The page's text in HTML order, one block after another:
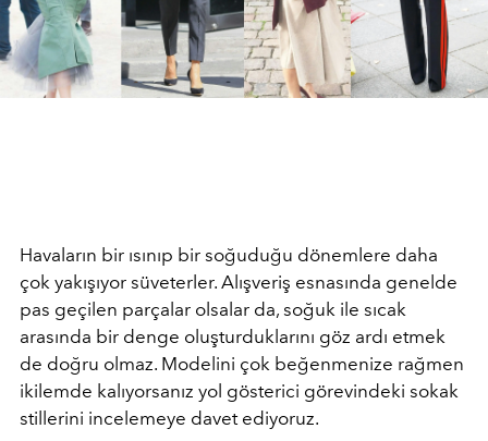
Havaların bir ısınıp bir soğuduğu dönemlere daha
çok yakışıyor süveterler. Alışveriş esnasında genelde
pas geçilen parçalar olsalar da, soğuk ile sıcak
arasında bir denge oluşturduklarını göz ardı etmek
de doğru olmaz. Modelini çok beğenmenize rağmen
ikilemde kalıyorsanız yol gösterici görevindeki sokak
stillerini incelemeye davet ediyoruz.